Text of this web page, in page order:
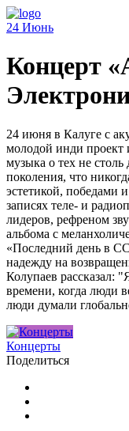
24 Июнь
Концерт
24 июня в Калуге с
молодой инди
музыка о тех не столь
поколения, что
эстетикой, победами
записях теле- и
лидеров, рефреном
альбома с
«Последний день в
надежду на
Колупаев рассказал:
времени, когда люди
люди думали
Концерты
Поделиться